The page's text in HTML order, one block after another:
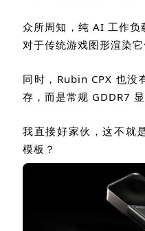
众所周知，纯 AI 工作负
对于传统游戏图形渲染它
同时， Rubin CPX 也没
存，而是常规 GDDR7
我直接好家伙，这不就
模板？